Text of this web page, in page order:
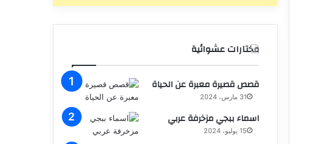
مختارات عشوائية
قصص قصيرة معبرة عن الحياة
31 مارس، 2024
اسماء ببجي مزخرفة عربي
15 يوليو، 2024